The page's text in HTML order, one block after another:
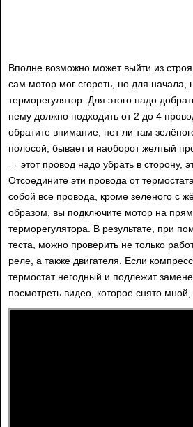
Вполне возможно может выйти из
сам мотор мог сгореть, но для начала,
терморегулятор. Для этого надо
нему должно подходить от 2 до 4
обратите внимание, нет ли там
полосой, бывает и наоборот желтый
→ этот провод надо убрать в сторону,
Отсоедините эти провода от
собой все провода, кроме зелёного с
образом, вы подключите мотор на
терморегулятора. В результате, при
теста, можно проверить не только
реле, а также двигателя. Если
термостат негодный и подлежит
посмотреть видео, которое снято